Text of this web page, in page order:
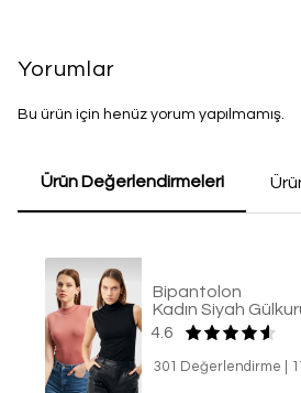
Yorumlar
Bu ürün için henüz yorum yapılmamış.
Ürün Değerlendirmeleri
Bipantolon
4.6
301 Değerlendirme